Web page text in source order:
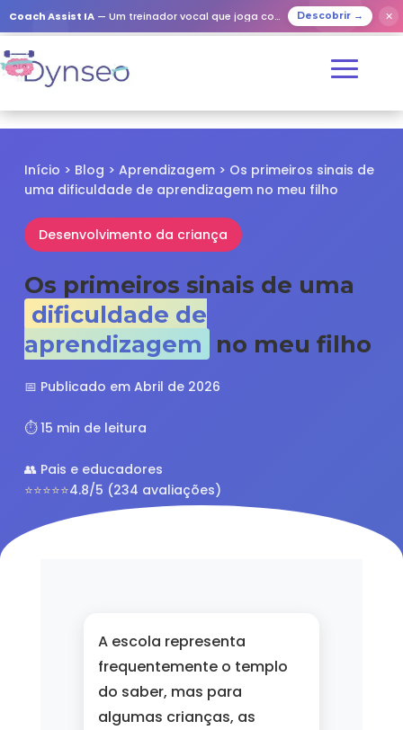
Coach Assist IA — Um treinador vocal que joga com os seus entes queridos Descobrir → ✕
Início > Blog > Aprendizagem > Os primeiros sinais de
uma dificuldade de aprendizagem no meu filho
Desenvolvimento da criança
Os primeiros sinais de uma
dificuldade de
aprendizagem
no meu filho
📅 Publicado em Abril de 2026
⏱️ 15 min de leitura
👥 Pais e educadores
⭐⭐⭐⭐⭐4.8/5 (234 avaliações)
A escola representa
frequentemente o templo
do saber, mas para
algumas crianças, as